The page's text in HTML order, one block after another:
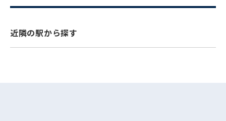
フォームでお問い合わせ
近隣の駅から探す